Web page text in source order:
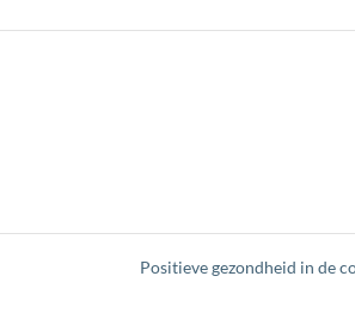
Positieve gezondheid in de